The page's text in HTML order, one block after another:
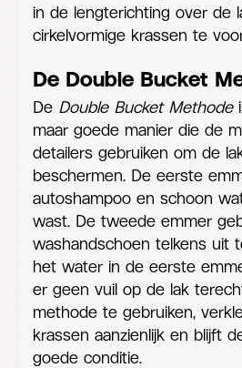
in de lengterichting over de
cirkelvormige krassen te
De Double Bucket
De Double Bucket Methode
maar goede manier die de
detailers gebruiken om de
beschermen. De eerste
autoshampoo en schoon
wast. De tweede emmer
washandschoen telkens uit
het water in de eerste
er geen vuil op de lak
methode te gebruiken,
krassen aanzienlijk en blijft
goede conditie.